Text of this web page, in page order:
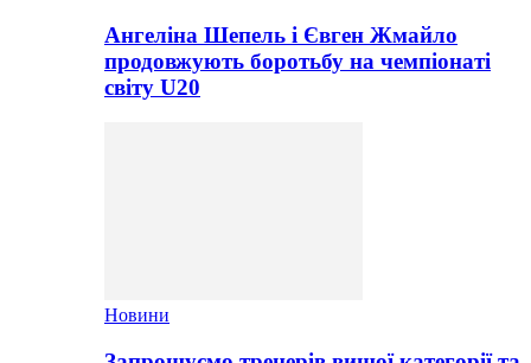
Ангеліна Шепель і Євген Жмайло
продовжують боротьбу на чемпіонаті
світу U20
Новини